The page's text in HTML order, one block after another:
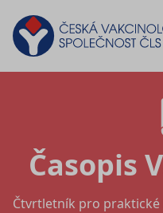
Časopis
Čtvrtletník pro